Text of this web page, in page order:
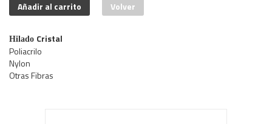
Añadir al carrito Volver
Hilado Cristal
Poliacrilo
Nylon
Otras Fibras